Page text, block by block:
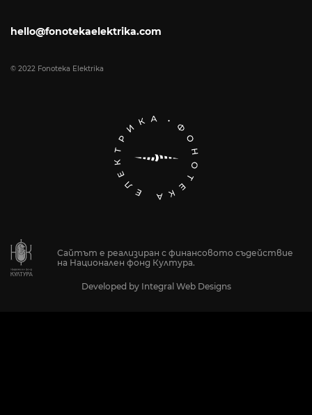
hello@fonotekaelektrika.com
© 2022 Fonoteka Elektrika
Сайтът е реализиран с финансовото съдействие
на Национален фонд Култура.
Developed by Integral Web Designs